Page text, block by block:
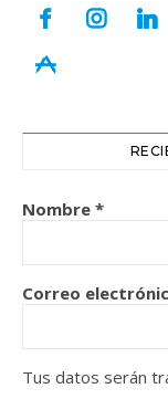
facebookinstagram
appstore
Nombre *
Correo
Tus datos serán